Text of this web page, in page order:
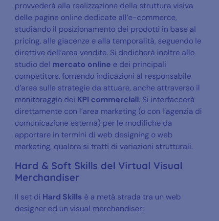
provvederà alla realizzazione della struttura visiva
delle pagine online dedicate all’e-commerce,
studiando il posizionamento dei prodotti in base al
pricing, alle giacenze e alla temporalità, seguendo le
direttive dell’area vendite. Si dedicherà inoltre allo
studio del mercato online e dei principali
competitors, fornendo indicazioni al responsabile
d’area sulle strategie da attuare, anche attraverso il
monitoraggio dei KPI commerciali. Si interfaccerà
direttamente con l’area marketing (o con l’agenzia di
comunicazione esterna) per le modifiche da
apportare in termini di web designing o web
marketing, qualora si tratti di variazioni strutturali.
Hard & Soft Skills del Virtual Visual
Merchandiser
Il set di Hard Skills è a metà strada tra un web
designer ed un visual merchandiser: